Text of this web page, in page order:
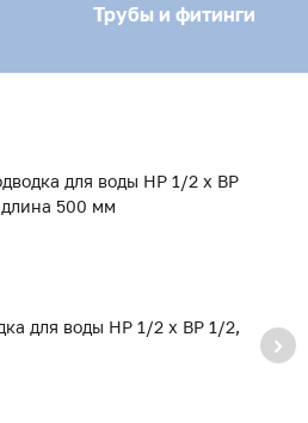
Трубы и фитинги
для воды НР 1/2 х ВР 1/2,